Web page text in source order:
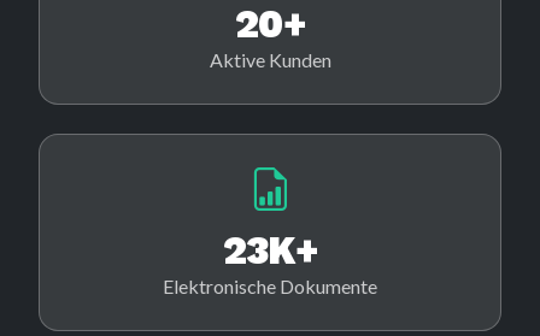
20+
Aktive Kunden
23K+
Elektronische Dokumente